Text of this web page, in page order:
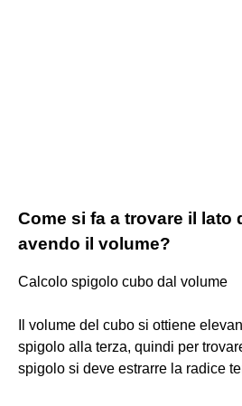
Come si fa a trovare il lato
avendo il volume?
Calcolo spigolo cubo dal volume
Il volume del cubo si ottiene
spigolo alla terza, quindi per
spigolo si deve estrarre la radice